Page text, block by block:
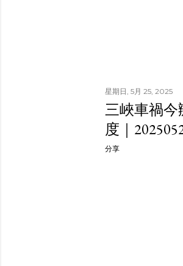
星期日, 5月 25, 2025
三峽車禍今
度｜
分享